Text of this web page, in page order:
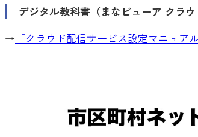
デジタル教科書（まなビューア クラウ
→ 「クラウド配信サービス設定マニュアル